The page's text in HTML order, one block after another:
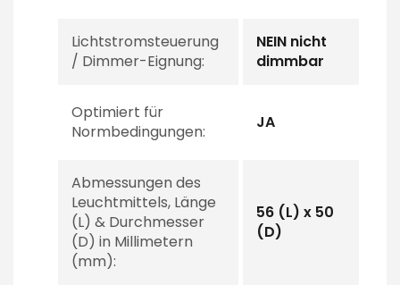
Lichtstromsteuerung
/ Dimmer-Eignung:
NEIN nicht
dimmbar
Optimiert für
Normbedingungen:
JA
Abmessungen des
Leuchtmittels, Länge
(L) & Durchmesser
(D) in Millimetern
(mm):
56 (L) x 50
(D)